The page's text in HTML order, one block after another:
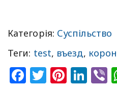
Категорія: Суспільство
Теги: test, въезд,
Facebook
Twitter